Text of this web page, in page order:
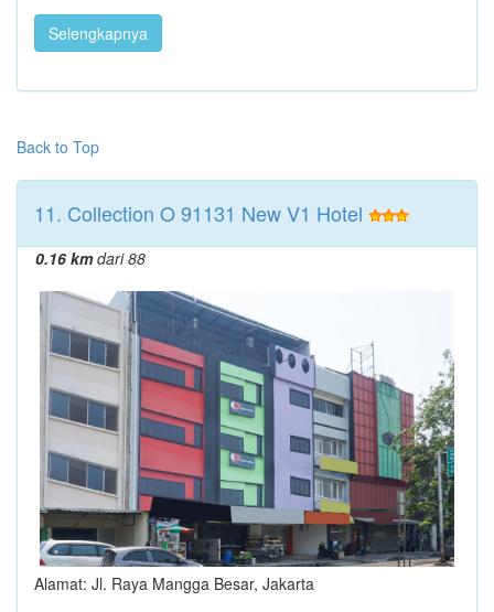
Selengkapnya
Back to Top
11. Collection O 91131 New V1 Hotel
0.16 kmdari 88
Alamat: Jl. Raya Mangga Besar, Jakarta